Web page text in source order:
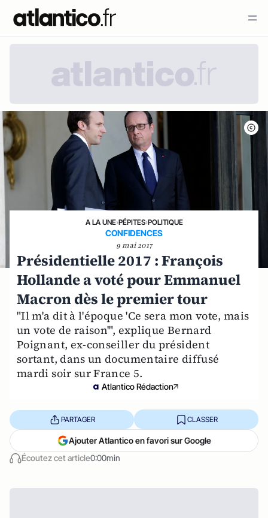
A LA UNE›PÉPITES›POLITIQUE
CONFIDENCES
9 mai 2017
Présidentielle 2017 : François
Hollande a voté pour Emmanuel
Macron dès le premier tour
"Il m'a dit à l'époque 'Ce sera mon vote, mais
un vote de raison'", explique Bernard
Poignant, ex-conseiller du président
sortant, dans un documentaire diffusé
mardi soir sur France 5.
Atlantico Rédaction
Écoutez cet article0:00min
PARTAGER CLASSER
Ajouter Atlantico en favori sur Google